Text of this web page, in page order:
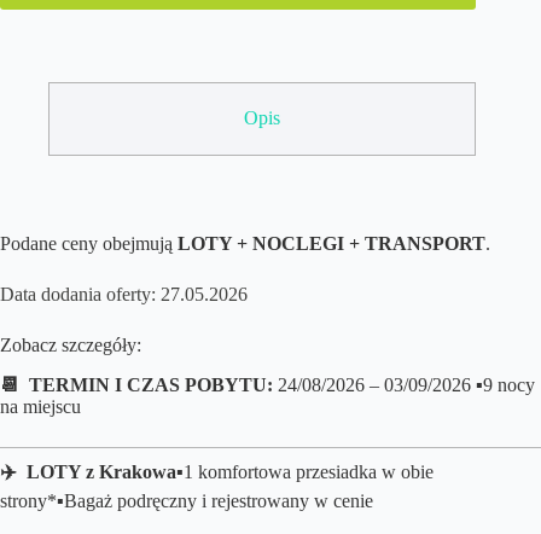
Opis
Podane ceny obejmują LOTY + NOCLEGI + TRANSPORT.
Data dodania oferty: 27.05.2026
Zobacz szczegóły:
📆 TERMIN I CZAS POBYTU: 24/08/2026 – 03/09/2026 ▪️9 nocy
na miejscu
✈️ LOTY z Krakowa▪️1 komfortowa przesiadka w obie
strony*▪️Bagaż podręczny i rejestrowany w cenie